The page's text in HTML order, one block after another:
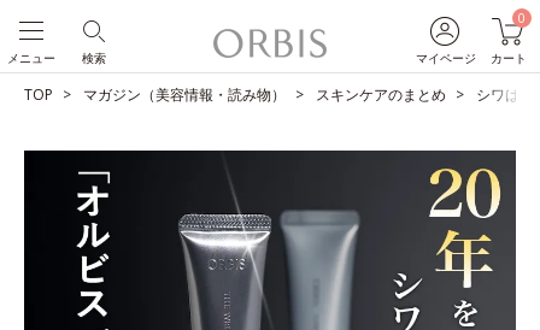
マイページ
0
カート
検索
メニュー
TOP マガジン（美容情報・読み物） スキンケアのまとめ シワは